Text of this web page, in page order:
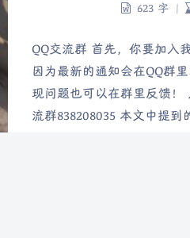
623 字 |
QQ交流群 首先，你要加入
因为最新的通知会在QQ群
现问题也可以在群里反馈！
流群838208035 本文中提